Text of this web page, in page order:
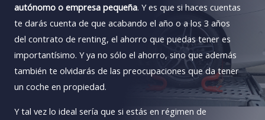
autónomo o empresa pequeña. Y es que si haces cuentas
te darás cuenta de que acabando el año o a los 3 años
del contrato de renting, el ahorro que puedas tener es
importantísimo. Y ya no sólo el ahorro, sino que además
también te olvidarás de las preocupaciones que da tener
un coche en propiedad.
Y tal vez lo ideal sería que si estás en régimen de